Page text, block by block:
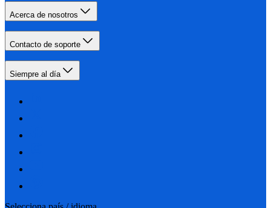
Acerca de nosotros
Contacto de soporte
Siempre al día